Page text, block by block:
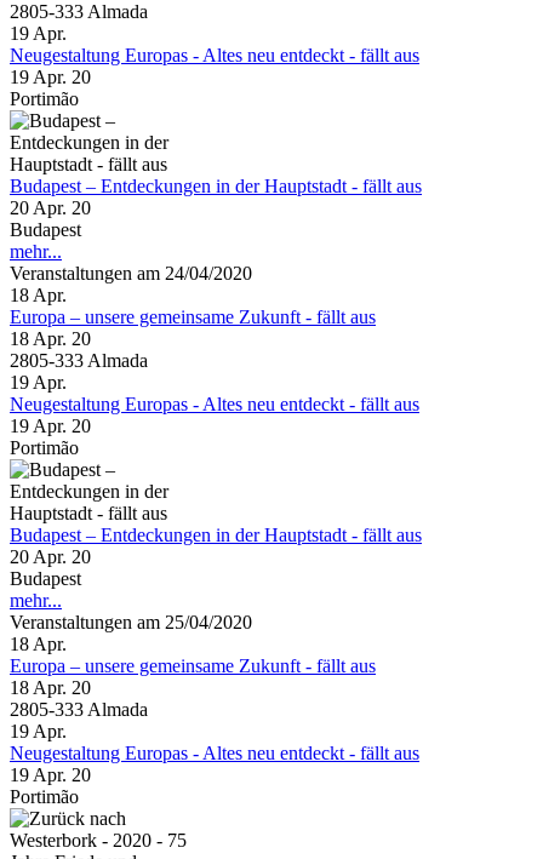
2805-333 Almada
19 Apr.
Neugestaltung Europas - Altes neu entdeckt - fällt aus
19 Apr. 20
Portimão
Budapest – Entdeckungen in der Hauptstadt - fällt aus
20 Apr. 20
Budapest
mehr...
Veranstaltungen am 24/04/2020
18 Apr.
Europa – unsere gemeinsame Zukunft - fällt aus
18 Apr. 20
2805-333 Almada
19 Apr.
Neugestaltung Europas - Altes neu entdeckt - fällt aus
19 Apr. 20
Portimão
Budapest – Entdeckungen in der Hauptstadt - fällt aus
20 Apr. 20
Budapest
mehr...
Veranstaltungen am 25/04/2020
18 Apr.
Europa – unsere gemeinsame Zukunft - fällt aus
18 Apr. 20
2805-333 Almada
19 Apr.
Neugestaltung Europas - Altes neu entdeckt - fällt aus
19 Apr. 20
Portimão